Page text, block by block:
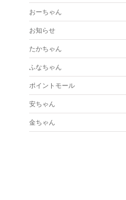
おーちゃん
お知らせ
たかちゃん
ふなちゃん
ポイントモール
安ちゃん
金ちゃん